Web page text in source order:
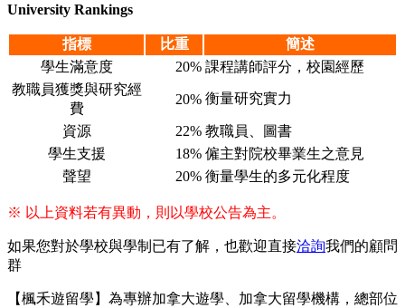
University Rankings
指標 比重
簡述
學生滿意度
20% 課程講師評分，校園經歷
教職員獲獎與研究經
費
20% 衡量研究實力
資源 22% 教職員、圖書
學生支援
18% 僱主對院校畢業生之意見
聲望
20% 衡量學生的多元化程度
※ 以上資料若有異動，則以學校公告為主。
如果您對於學校與學制已有了解，也歡迎直接洽詢我們的顧問
群
【楓禾遊留學】為專辦加拿大遊學、加拿大留學機構，總部位